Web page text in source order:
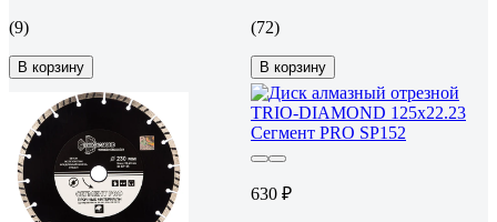
(9)
В корзину
(72)
В корзину
630 ₽